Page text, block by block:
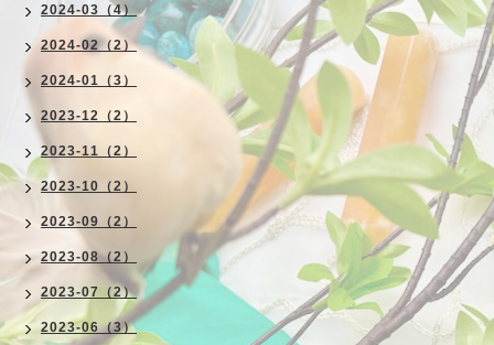
2024-03（4）
2024-02（2）
2024-01（3）
2023-12（2）
2023-11（2）
2023-10（2）
2023-09（2）
2023-08（2）
2023-07（2）
2023-06（3）